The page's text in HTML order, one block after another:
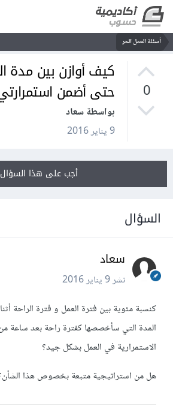
أسئلة العمل الحر
0
كيف أوازن بين مدة
حتى أضمن
بواسطة سعاد
9 يناير 2016
أجب على هذا السؤال
السؤال
سعاد
نشر9 يناير 2016
كنسبة مئوية بين فترة العمل و فترة الراحة
المدة التي سأخصصها كفترة راحة بعد ساعة
الاستمرارية في العمل بشكل جيد؟
هل من استراتيجية متبعة بخصوص هذا الشأن؟